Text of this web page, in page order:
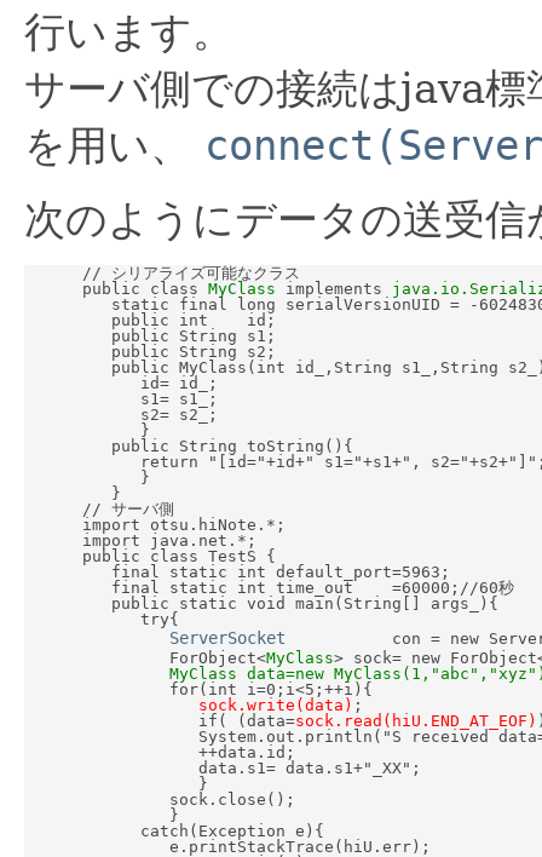
行います。
サーバ側での接続はjava標
を用い、
次のようにデータの送受
      // シリアライズ可能なクラス
      public class
MyClass implements
static final long serialVersionUID = -
         public int    id;
         public String s1;
         public String s2;
public MyClass(int id_,String s1_,String
            id= id_;
            s1= s1_;
            s2= s2_;
            }
         public String toString(){
return "[id="+id+" s1="+s1+",
            }
         }
      // サーバ側
      import otsu.hiNote.*;
      import java.net.*;
      public class TestS {
         final static int default_port=5963;
         final static int time_out    =60000;//60秒
         public static void main(String[] args_){
            try{
ServerSocket
con = new
               ForObject<
MyClass> sock= new
MyClass data=new
               for(int i=0;i<5;++i){
sock.write(data) ;
                  if( (data=
sock.read(hiU.END_AT_EOF)
System.out.println("S received
                  ++data.id;
                  data.s1= data.s1+"_XX";
                  }
               sock.close();
               }
            catch(Exception e){
               e.printStackTrace(hiU.err);